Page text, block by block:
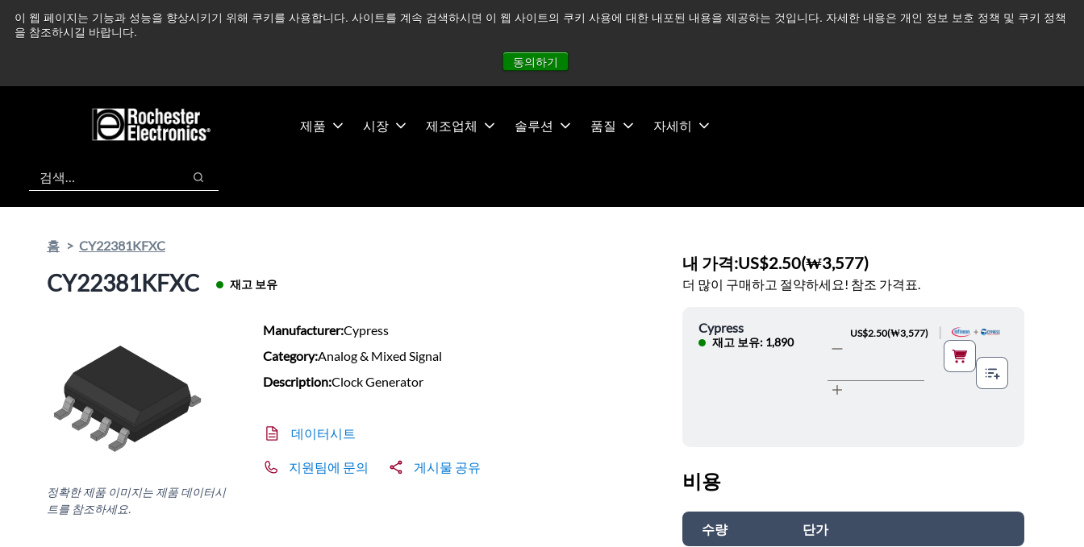
이 웹 페이지는 기능과 성능을 향상시키기 위해 쿠키를 사용합니다. 사이트를 계속 검색하시면 이 웹 사이트의 쿠키 사용에 대한 내포된 내용을 제공하는 것입니다. 자세한 내용은 개인 정보 보호 정책 및 쿠키 정책
을 참조하시길 바랍니다.
동의하기
츠
건
중동 지역 상황을 지속적으로 주시하고 있으며, 모든 서비스는 정상적으로 운영되고 있습니다. 더 읽어보기 →
제품 시장 제조업체 솔루션 품질 자세히
검색
검색
홈 CY22381KFXC
CY22381KFXC 재고 보유
정확한 제품 이미지는 제품 데이터시
트를 참조하세요.
Manufacturer:Cypress
Category:Analog & Mixed Signal
Description:Clock Generator
데이터시트
지원팀에 문의 게시물 공유
내 가격:US$2.50(₩3,577)
더 많이 구매하고 절약하세요! 참조 가격표.
Cypress
재고 보유: 1,890
US$2.50(₩3,577)
비용
수량 단가